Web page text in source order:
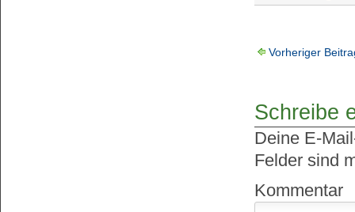
Vorheriger
Schreibe
Deine E-
Felder sind
Kommentar